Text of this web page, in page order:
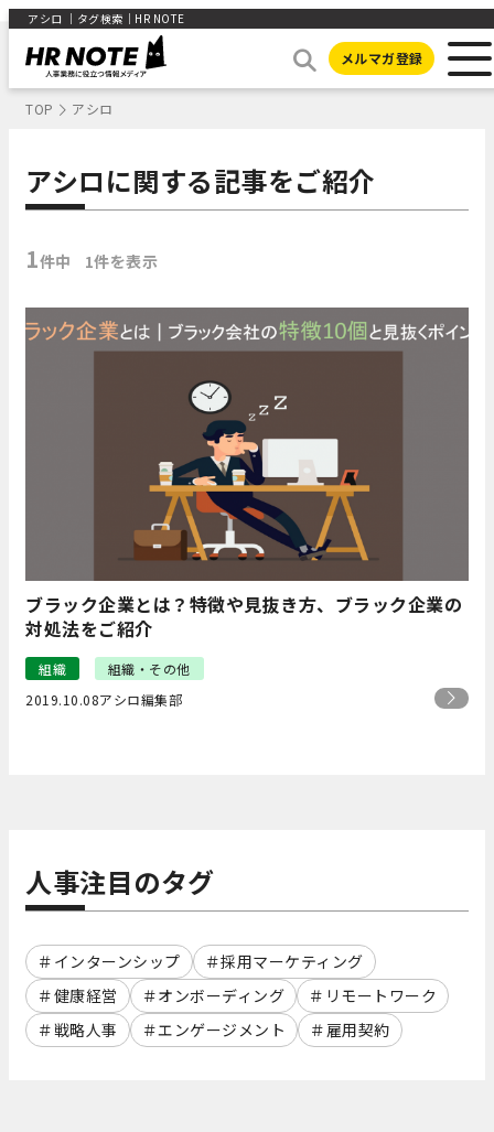
アシロ ｜タグ検索｜HR NOTE
メルマガ登録
TOP アシロ
アシロに関する記事をご紹介
1件中 1件を表示
ブラック企業とは？特徴や見抜き方、ブラック企業の
対処法をご紹介
組織
組織・その他
2019.10.08アシロ編集部
人事注目のタグ
インターンシップ
採用マーケティング
健康経営
オンボーディング
リモートワーク
戦略人事
エンゲージメント 雇用契約